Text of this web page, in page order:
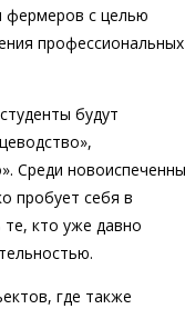
фермеров с целью
профессиональных
будут
Среди
пробует себя в
те, кто уже давно
где также